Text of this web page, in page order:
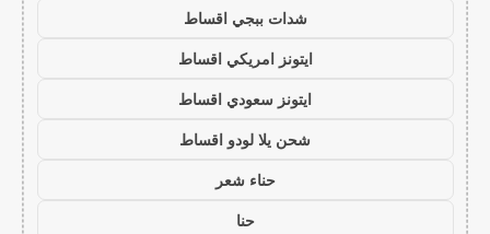
شدات ببجي اقساط
ايتونز امريكي اقساط
ايتونز سعودي اقساط
شحن يلا لودو اقساط
حناء شعر
حنا